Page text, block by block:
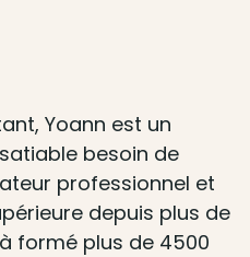
Yoann est un
besoin de
professionnel et
depuis plus de
formé plus de 4500